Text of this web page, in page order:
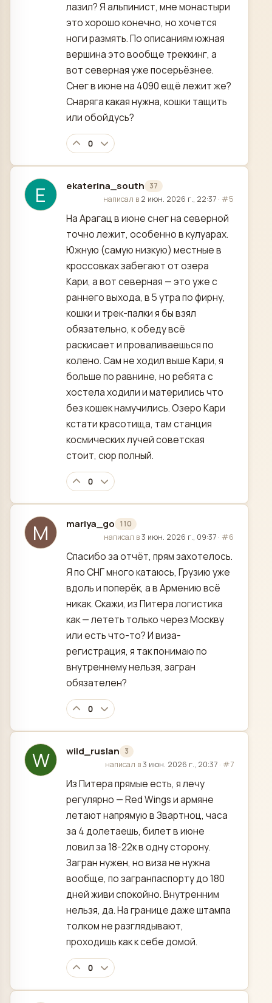
лазил? Я альпинист, мне монастыри
это хорошо конечно, но хочется
ноги размять. По описаниям южная
вершина это вообще треккинг, а
вот северная уже посерьёзнее.
Снег в июне на 4090 ещё лежит же?
Снаряга какая нужна, кошки тащить
или обойдусь?
0
E ekaterina_south 37
отредактировано
написал в 2 июн. 2026 г., 22:37 · #5
На Арагац в июне снег на северной
точно лежит, особенно в кулуарах.
Южную (самую низкую) местные в
кроссовках забегают от озера
Кари, а вот северная — это уже с
раннего выхода, в 5 утра по фирну,
кошки и трек-палки я бы взял
обязательно, к обеду всё
раскисает и проваливаешься по
колено. Сам не ходил выше Кари, я
больше по равнине, но ребята с
хостела ходили и матерились что
без кошек намучились. Озеро Кари
кстати красотища, там станция
космических лучей советская
стоит, сюр полный.
0
M mariya_go 110
отредактировано
написал в3 июн. 2026 г., 09:37 · #6
Спасибо за отчёт, прям захотелось.
Я по СНГ много катаюсь, Грузию уже
вдоль и поперёк, а в Армению всё
никак. Скажи, из Питера логистика
как — лететь только через Москву
или есть что-то? И виза-
регистрация, я так понимаю по
внутреннему нельзя, загран
обязателен?
0
W wild_ruslan 3
отредактировано
написал в3 июн. 2026 г., 20:37 · #7
Из Питера прямые есть, я лечу
регулярно — Red Wings и армяне
летают напрямую в Звартноц, часа
за 4 долетаешь, билет в июне
ловил за 18-22к в одну сторону.
Загран нужен, но виза не нужна
вообще, по загранпаспорту до 180
дней живи спокойно. Внутренним
нельзя, да. На границе даже штампа
толком не разглядывают,
проходишь как к себе домой.
0